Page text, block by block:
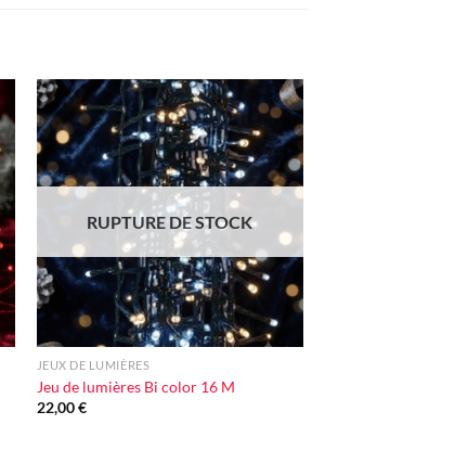
Ajouter
à la liste
d'envie
RUPTURE DE STOCK
JEUX DE LUMIÈRES
Jeu de lumières Bi color 16 M
22,00€